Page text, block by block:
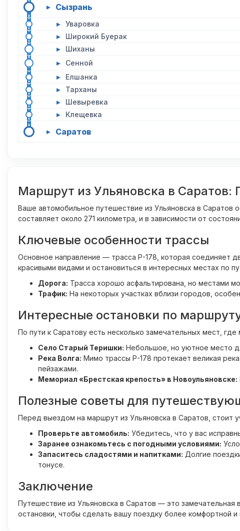
▸ Сызрань
▸ Уваровка
▸ Широкий Буерак
▸ Шиханы
▸ Сенной
▸ Елшанка
▸ Тарханы
▸ Шевыревка
▸ Клещевка
▸ Саратов
Маршрут из Ульяновска в
Ваше автомобильное путешествие из Ульяновска в
составляет около 271 километра, и в зависимости от
Ключевые особенности трассы
Основное направление — трасса Р-178, которая соединяет
красивыми видами и остановиться в интересных местах по
Дорога: Трасса хорошо асфальтирована, но местами
Трафик: На некоторых участках вблизи городов,
Интересные остановки по
По пути к Саратову есть несколько замечательных мест,
Село Старый Теришки: Небольшое, но уютное место
Река Волга: Мимо трассы Р-178 протекает великая
пейзажами.
Мемориал «Брестская крепость» в Новоульяновске:
Полезные советы для
Перед выездом на маршрут из Ульяновска в Саратов, стоит
Проверьте автомобиль: Убедитесь, что у вас
Заранее ознакомьтесь с погодными условиями:
Запаситесь сладостями и напитками: Долгие
тонусе.
Заключение
Путешествие из Ульяновска в Саратов — это
остановки, чтобы сделать вашу поездку более комфортной и